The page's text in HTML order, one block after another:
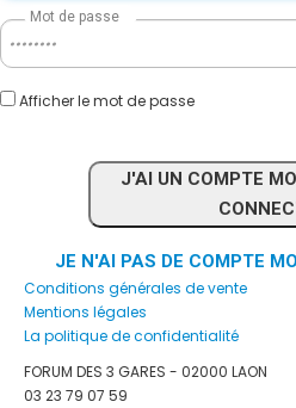
Mot de passe
Afficher le mot de passe
J'AI UN COMPTE
JE N'AI PAS DE COMPTE
Conditions générales de vente
Mentions légales
La politique de confidentialité
FORUM DES 3 GARES - 02000 LAON
03 23 79 07 59